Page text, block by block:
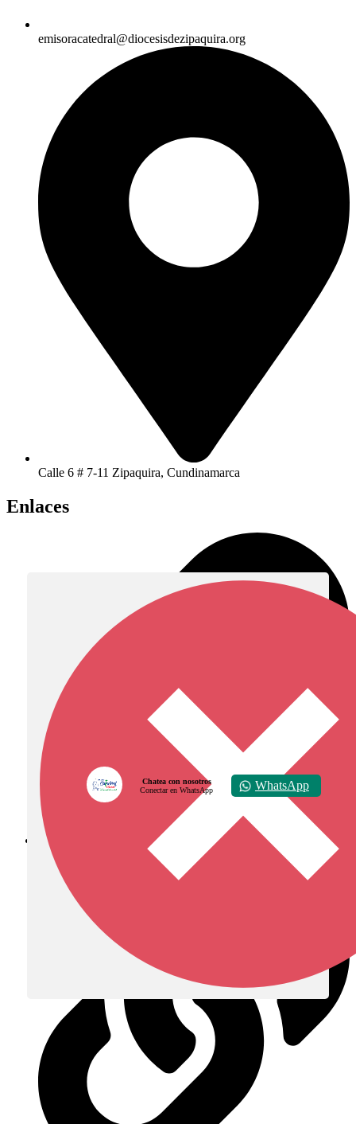
emisoracatedral@diocesisdezipaquira.org
Calle 6 # 7-11 Zipaquira, Cundinamarca
Enlaces
Diócesis de Zipaquirá
Chatea con nosotros
Conectar en WhatsApp
WhatsApp